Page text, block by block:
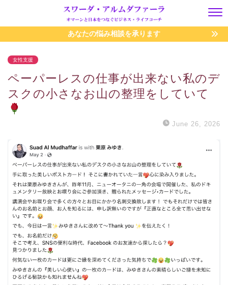
あなたの悩み相談を承ります
女性支援
ペーパーレスの仕事が出来ない私のデ
スクの小さなお山の整理をしていて
June 26, 2026